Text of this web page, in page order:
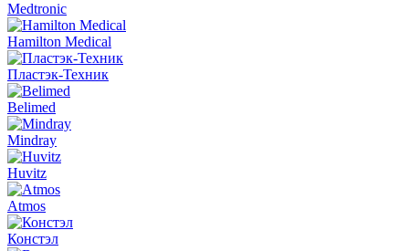
Medtronic
Hamilton Medical
Пластэк-Техник
Belimed
Mindray
Huvitz
Atmos
Констэл